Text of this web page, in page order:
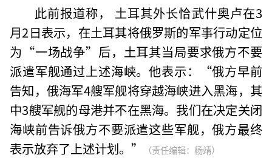
此前报道称， 土耳其外长恰武什奥卢在3
月2日表示，在土耳其将俄罗斯的军事行动定位
为“一场战争”后，土耳其当局要求俄方不要
派遣军舰通过上述海峡。他表示：“俄方早前
告知，俄海军4艘军舰将穿越海峡进入黑海，其
中3艘军舰的母港并不在黑海。我们在决定关闭
海峡前告诉俄方不要派遣这些军舰，俄方最终
表示放弃了上述计划。”
（责任编辑：杨靖）